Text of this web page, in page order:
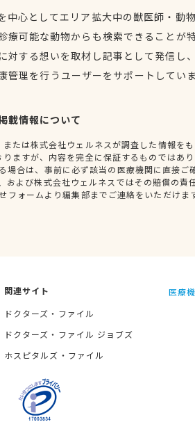
中心としてエリア拡大中の獣医師・動
療可能な動物からも検索できることが
対する想いを取材し記事として発信し
管理を行うユーザーをサポートしてい
載情報について
たは株式会社ウェルネスが調査した情報を
ますが、内容を完全に保証するものではあ
場合は、事前に必ず該当の医療機関に直接ご
および株式会社ウェルネスではその賠償の責
フォームより編集部までご連絡をいただけま
関連サイト
ドクターズ・ファイル
ドクターズ・ファイル ジョブズ
ホスピタルズ・ファイル
医療